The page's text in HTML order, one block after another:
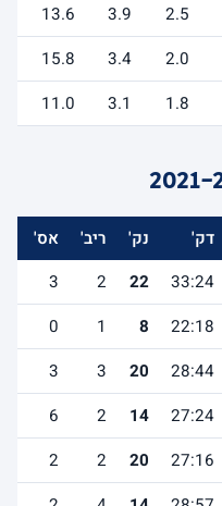
2.5
3.9
13.6
2.0
3.4
15.8
1.8
3.1
11.0
דק' נק' ריב' אס'
33:24
22
2
3
22:18
8
1
0
28:44
20
3
3
27:24
14
2
6
27:16
20
2
2